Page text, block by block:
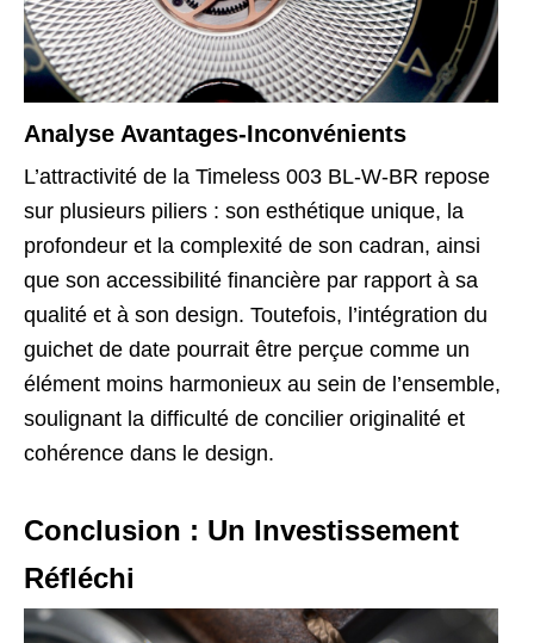
Analyse Avantages-Inconvénients
L’attractivité de la Timeless 003 BL-W-BR repose
sur plusieurs piliers : son esthétique unique, la
profondeur et la complexité de son cadran, ainsi
que son accessibilité financière par rapport à sa
qualité et à son design. Toutefois, l’intégration du
guichet de date pourrait être perçue comme un
élément moins harmonieux au sein de l’ensemble,
soulignant la difficulté de concilier originalité et
cohérence dans le design.
Conclusion : Un Investissement
Réfléchi